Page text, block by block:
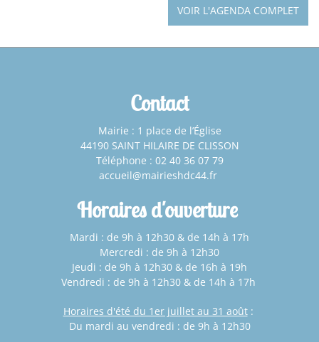
VOIR L'AGENDA COMPLET
Contact
Mairie : 1 place de l’Église
44190 SAINT HILAIRE DE CLISSON
Téléphone : 02 40 36 07 79
accueil@mairieshdc44.fr
Horaires d'ouverture
Mardi : de 9h à 12h30 & de 14h à 17h
Mercredi : de 9h à 12h30
Jeudi : de 9h à 12h30 & de 16h à 19h
Vendredi : de 9h à 12h30 & de 14h à 17h
Horaires d'été du 1er juillet au 31 août:
Du mardi au vendredi : de 9h à 12h30